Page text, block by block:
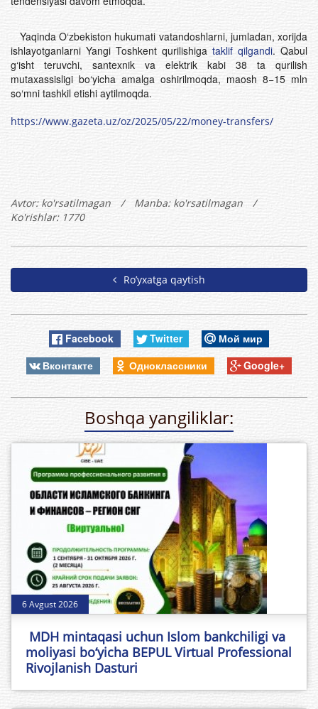
Yaqinda O‘zbekiston hukumati vatandoshlarni, jumladan, xorijda
ishlayotganlarni Yangi Toshkent qurilishiga taklif qilgandi. Qabul
g‘isht teruvchi, santexnik va elektrik kabi 38 ta qurilish
mutaxassisligi bo‘yicha amalga oshirilmoqda, maosh 8−15 mln
so‘mni tashkil etishi aytilmoqda.
https://www.gazeta.uz/oz/2025/05/22/money-transfers/
Avtor: ko'rsatilmagan / Manba: ko'rsatilmagan
/
Ko'rishlar: 1770
Ro’yxatga qaytish
Facebook Twitter
Мой мир
Вконтакте
Одноклассники Google+
Boshqa yangiliklar:
6 Avgust 2026
MDH mintaqasi uchun Islom bankchiligi va
moliyasi bo‘yicha BEPUL Virtual Professional
Rivojlanish Dasturi